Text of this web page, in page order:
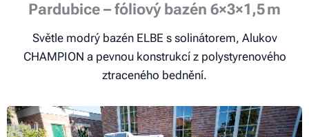
Pardubice – fóliový bazén 6×3×1,5 m
Světle modrý bazén ELBE s solinátorem, Alukov
CHAMPION a pevnou konstrukcí z polystyrenového
ztraceného bednění.